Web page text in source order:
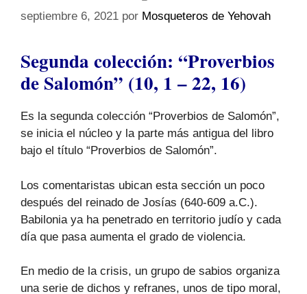
septiembre 6, 2021 por Mosqueteros de Yehovah
Segunda colección: “Proverbios
de Salomón” (10, 1 – 22, 16)
Es la segunda colección “Proverbios de Salomón”,
se inicia el núcleo y la parte más antigua del libro
bajo el título “Proverbios de Salomón”.
Los comentaristas ubican esta sección un poco
después del reinado de Josías (640-609 a.C.).
Babilonia ya ha penetrado en territorio judío y cada
día que pasa aumenta el grado de violencia.
En medio de la crisis, un grupo de sabios organiza
una serie de dichos y refranes, unos de tipo moral,